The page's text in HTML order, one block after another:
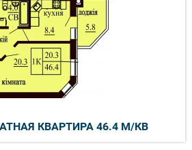
КВАРТИРА 46.4 М/КВ